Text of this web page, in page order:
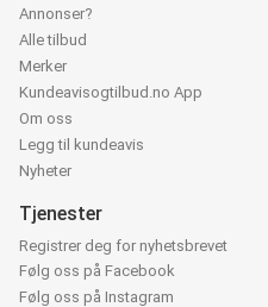
Annonser?
Alle tilbud
Merker
Kundeavisogtilbud.no App
Om oss
Legg til kundeavis
Nyheter
Tjenester
Registrer deg for nyhetsbrevet
Følg oss på Facebook
Følg oss på Instagram